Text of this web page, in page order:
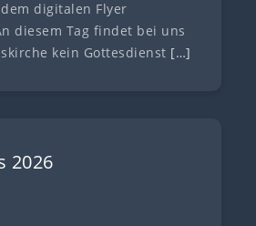
digitalen Flyer
diesem Tag findet bei uns
kein Gottesdienst […]
2026